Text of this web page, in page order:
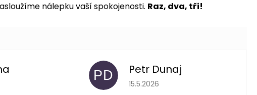
nálepku vaší spokojenosti. Raz, dva, tři!
obchodu je 5 z 5 hvězdiček.PD Petr Dunaj
Hodnocení obchodu je 5 z 5
15.5.2026